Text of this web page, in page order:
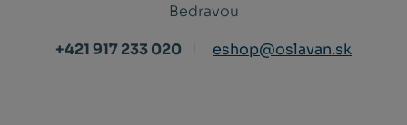
Bedravou
+421 917 233 020
eshop@oslavan.sk